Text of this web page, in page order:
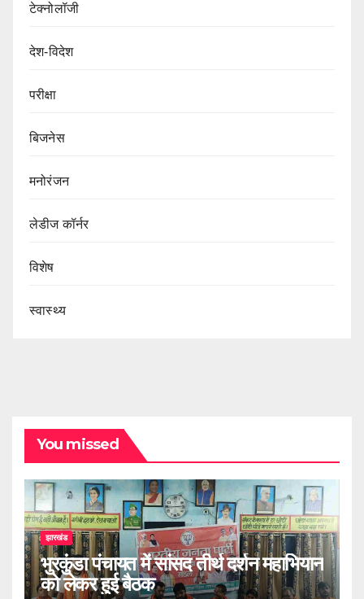
टेक्नोलॉजी
देश-विदेश
परीक्षा
बिजनेस
मनोरंजन
लेडीज कॉर्नर
विशेष
स्वास्थ्य
You missed
झारखंड
भुरकुंडा पंचायत में सांसद तीर्थ दर्शन महाभियान
को लेकर हुई बैठक